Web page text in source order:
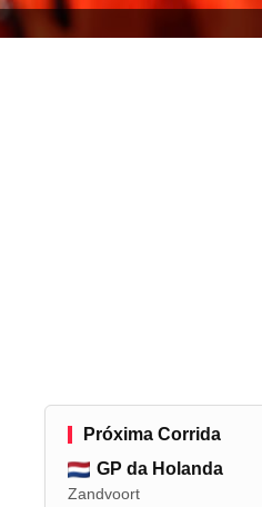
Próxima Corrida
GP da Holanda
Zandvoort